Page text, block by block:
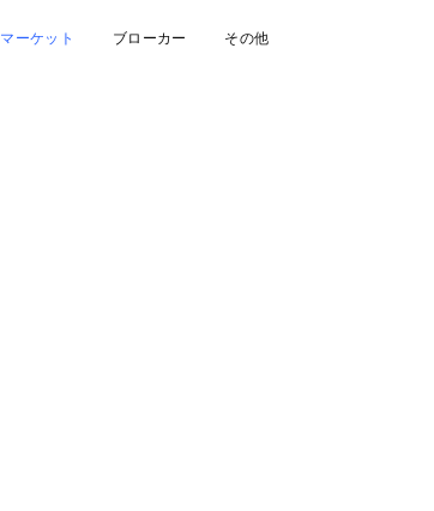
マーケット ブローカー その他